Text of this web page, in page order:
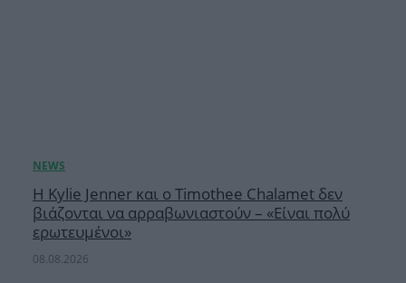
Η Kylie Jenner και ο Timothee Chalamet δεν
βιάζονται να αρραβωνιαστούν – «Είναι πολύ
ερωτευμένοι»
08.08.2026